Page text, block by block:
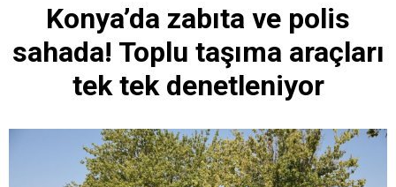
Konya’da zabıta ve polis
sahada! Toplu taşıma araçları
tek tek denetleniyor